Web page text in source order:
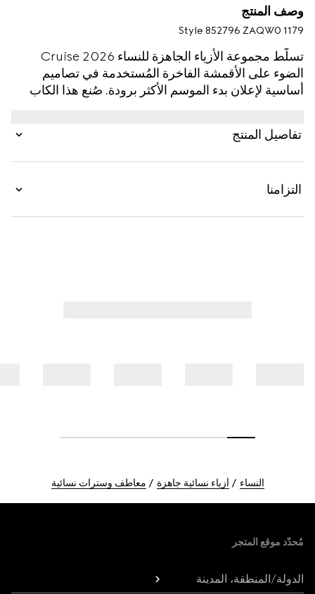
وصف المنتج
Style ‎852796 ZAQW0 1179
تسلّط مجموعة الأزياء الجاهزة للنساء Cruise 2026
الضوء على الأقمشة الفاخرة المُستخدمة في تصاميم
أساسية لإعلان بدء الموسم الأكثر برودة. صُنع هذا الكاب
Horsebit.
تفاصيل المنتج
التزامنا
النساء أزياء نسائية جاهزة معاطف وسترات نسائية
مُحدّد موقع المتجر
الدولة/المنطقة، المدينة